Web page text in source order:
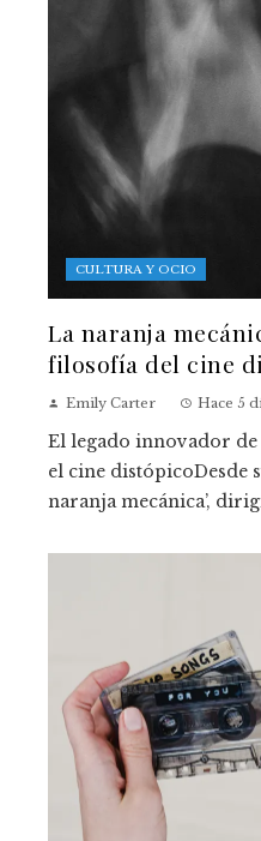
CULTURA Y OCIO
La naranja
filosofía del cine
Emily Carter Hace 5
El legado innovador de
el cine distópicoDesde
naranja mecánica’,